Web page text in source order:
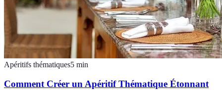
Apéritifs thématiques5 min
Comment Créer un Apéritif Thématique Étonnant